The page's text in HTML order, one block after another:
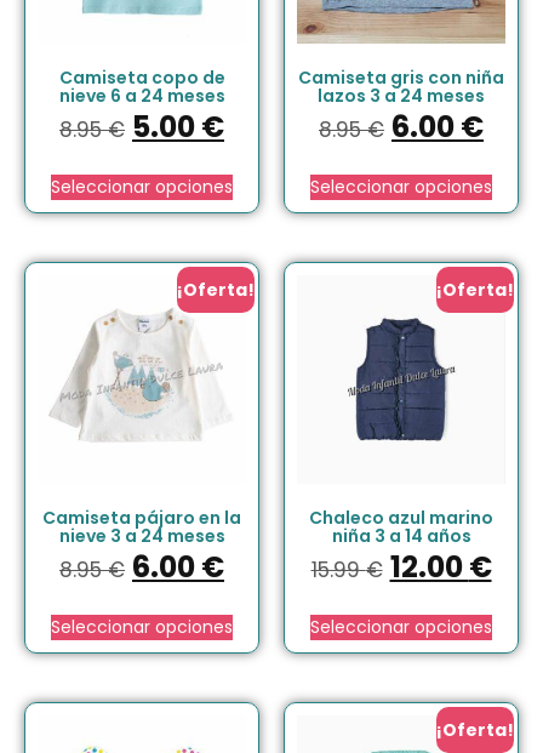
Camiseta copo de
nieve 6 a 24 meses
8.95€ 5.00€
Seleccionar opciones
Camiseta gris con niña
lazos 3 a 24 meses
8.95€ 6.00€
Seleccionar opciones
¡Oferta!
Camiseta pájaro en la
nieve 3 a 24 meses
8.95€ 6.00€
Seleccionar opciones
¡Oferta!
Chaleco azul marino
niña 3 a 14 años
15.99€ 12.00€
Seleccionar opciones
¡Oferta!